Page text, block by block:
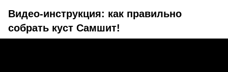
Видео-инструкция: как правильно
собрать куст Самшит!